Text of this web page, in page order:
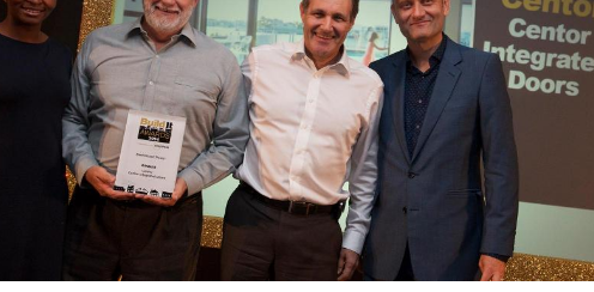
Zgadzam się na przekazanie podanych przeze mnie w
najbliższemu Dealerowi Centor lub właściwemu
mną w celach związanych z zapytaniem.
Przetwarzanie Państwa danych osobowych odbywa się
ochrony danych.